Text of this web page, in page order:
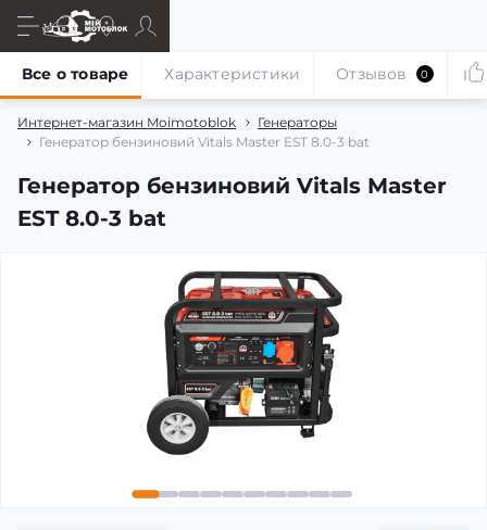
Интернет-магазин Moimotoblok
Генераторы
Генератор бензиновий Vitals Master EST 8.0-3 bat
Генератор бензиновий Vitals Master
EST 8.0-3 bat
Все о товаре Характеристики Отзывов 0